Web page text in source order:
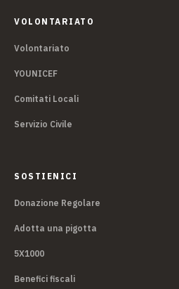
VOLONTARIATO
Volontariato
YOUNICEF
Comitati Locali
Servizio Civile
SOSTIENICI
Donazione Regolare
Adotta una pigotta
5X1000
Benefici fiscali